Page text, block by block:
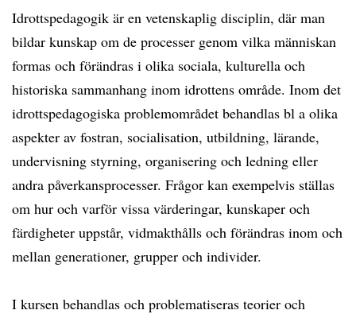
Idrottspedagogik är en vetenskaplig disciplin, där man
bildar kunskap om de processer genom vilka människan
formas och förändras i olika sociala, kulturella och
historiska sammanhang inom idrottens område. Inom det
idrottspedagogiska problemområdet behandlas bl a olika
aspekter av fostran, socialisation, utbildning, lärande,
undervisning styrning, organisering och ledning eller
andra påverkansprocesser. Frågor kan exempelvis ställas
om hur och varför vissa värderingar, kunskaper och
färdigheter uppstår, vidmakthålls och förändras inom och
mellan generationer, grupper och individer.
I kursen behandlas och problematiseras teorier och